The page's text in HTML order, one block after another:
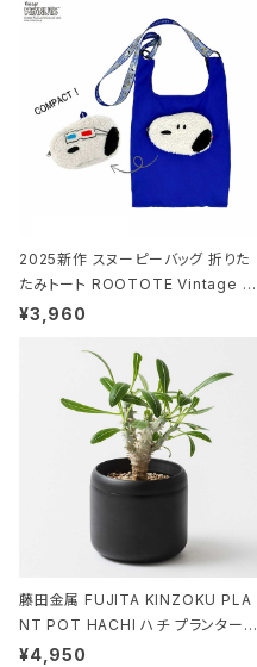
2025新作 スヌーピーバッグ 折りた
たみトート ROOTOTE Vintage P
EANUTS ROO-shopper mid 84
ド.ピーナッツ-0P 3Dグラス
¥3,960
藤田金属 FUJITA KINZOKU PLA
NT POT HACHI ハチ プランターポ
ット 3号 ブラック
¥4,950